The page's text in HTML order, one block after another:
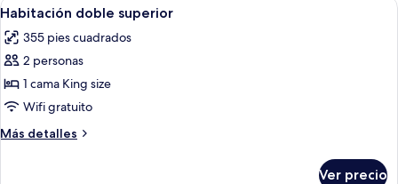
todas
las
fotos
de
Habitación
doble
superior
8
Habitación doble superior
355 pies cuadrados
2 personas
1 cama King size
Wifi gratuito
Más detalles
Más
Ver precio